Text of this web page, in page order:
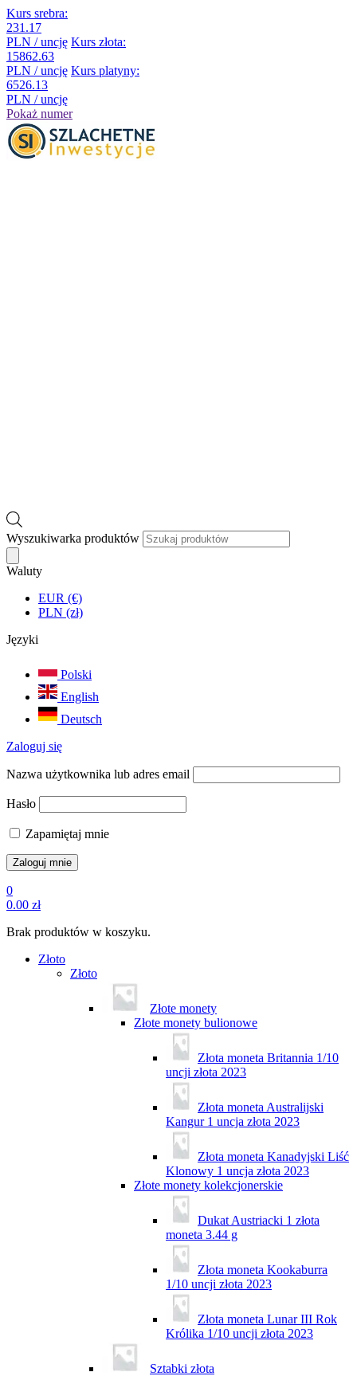
Kurs srebra:
231.17
PLN / uncję Kurs złota:
15862.63
PLN / uncję Kurs platyny:
6526.13
PLN / uncję
Pokaż numer
Wyszukiwarka produktów
Waluty
EUR (€)
PLN (zł)
Języki
Polski
English
Deutsch
Zaloguj się
Nazwa użytkownika lub adres email
Hasło
Zapamiętaj mnie
0
0.00 zł
Brak produktów w koszyku.
Złoto
Złoto
Złote monety
Złote monety bulionowe
Złota moneta Britannia 1/10
uncji złota 2023
Złota moneta Australijski
Kangur 1 uncja złota 2023
Złota moneta Kanadyjski Liść
Klonowy 1 uncja złota 2023
Złote monety kolekcjonerskie
Dukat Austriacki 1 złota
moneta 3.44 g
Złota moneta Kookaburra
1/10 uncji złota 2023
Złota moneta Lunar III Rok
Królika 1/10 uncji złota 2023
Sztabki złota